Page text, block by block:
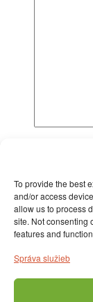
To provide the best
and/or access
allow us to process
site. Not consenting
features and
Správa služieb